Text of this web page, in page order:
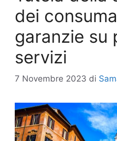
dei
garanzie su
servizi
7 Novembre 2023 di